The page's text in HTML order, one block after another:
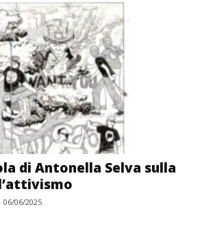
di Antonella Selva sulla
06/06/2025